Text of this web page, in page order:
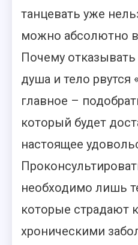
танцевать уже
можно абсолютно
Почему
душа и тело рвутся
главное –
который будет
настоящее
необходимо лишь
которые страдают
хроническими